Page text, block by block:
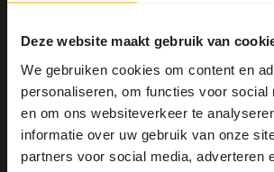
Deze website maakt gebruik van
We gebruiken cookies om content en
personaliseren, om functies voor social
en om ons websiteverkeer te
informatie over uw gebruik van onze
partners voor social media, adverteren